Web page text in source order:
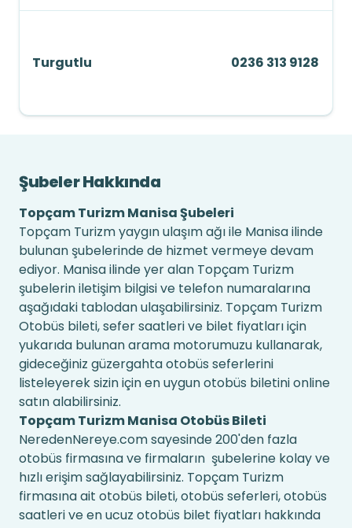
Turgutlu 0236 313 9128
Şubeler Hakkında
Topçam Turizm Manisa Şubeleri
Topçam Turizm yaygın ulaşım ağı ile Manisa ilinde
bulunan şubelerinde de hizmet vermeye devam
ediyor. Manisa ilinde yer alan Topçam Turizm
şubelerin iletişim bilgisi ve telefon numaralarına
aşağıdaki tablodan ulaşabilirsiniz. Topçam Turizm
Otobüs bileti, sefer saatleri ve bilet fiyatları için
yukarıda bulunan arama motorumuzu kullanarak,
gideceğiniz güzergahta otobüs seferlerini
listeleyerek sizin için en uygun otobüs biletini online
satın alabilirsiniz.
Topçam Turizm Manisa Otobüs Bileti
NeredenNereye.com sayesinde 200'den fazla
otobüs firmasına ve firmaların şubelerine kolay ve
hızlı erişim sağlayabilirsiniz. Topçam Turizm
firmasına ait otobüs bileti, otobüs seferleri, otobüs
saatleri ve en ucuz otobüs bilet fiyatları hakkında